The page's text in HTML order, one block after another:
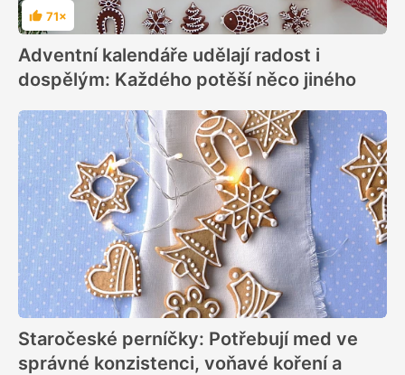
Hodnocení
71×
Adventní kalendáře udělají radost i
dospělým: Každého potěší něco jiného
Staročeské perníčky: Potřebují med ve
správné konzistenci, voňavé koření a